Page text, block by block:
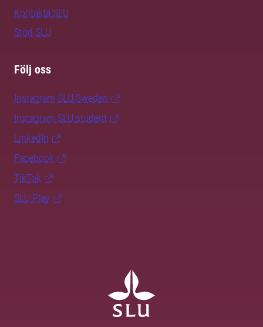
Kontakta SLU
Stöd SLU
Följ oss
Instagram SLU.Sweden
Instagram SLU.student
LinkedIn
Facebook
TikTok
SLU Play